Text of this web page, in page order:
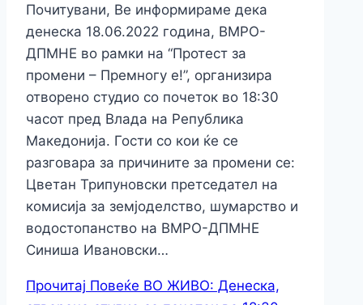
Почитувани, Ве информираме дека
денеска 18.06.2022 година, ВМРО-
ДПМНЕ во рамки на “Протест за
промени – Премногу е!”, oрганизира
отворено студио со почеток во 18:30
часот пред Влада на Република
Македонија. Гости со кои ќе се
разговара за причините за промени се:
Цветан Трипуновски претседател на
комисија за земјоделство, шумарство и
водостопанство на ВМРО-ДПМНЕ
Синиша Ивановски…
Прочитај Повеќе ВО ЖИВО: Денеска,